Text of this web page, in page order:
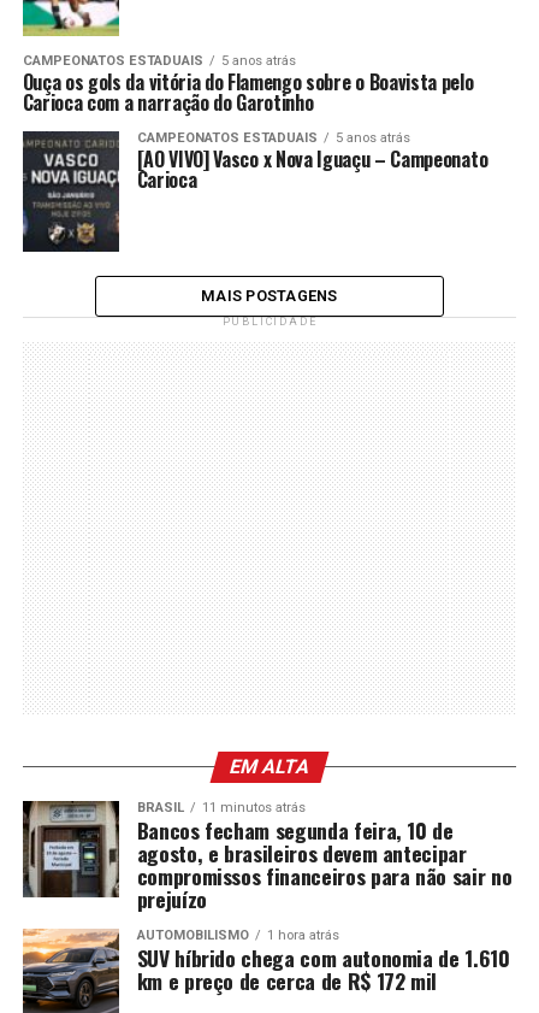
CAMPEONATOS ESTADUAIS 5 anos atrás
Ouça os gols da vitória do Flamengo sobre o Boavista pelo
Carioca com a narração do Garotinho
CAMPEONATOS ESTADUAIS 5 anos atrás
[AO VIVO] Vasco x Nova Iguaçu – Campeonato
Carioca
MAIS POSTAGENS
PUBLICIDADE
EM ALTA
BRASIL 11 minutos atrás
Bancos fecham segunda feira, 10 de
agosto, e brasileiros devem antecipar
compromissos financeiros para não sair no
prejuízo
AUTOMOBILISMO 1 hora atrás
SUV híbrido chega com autonomia de 1.610
km e preço de cerca de R$ 172 mil